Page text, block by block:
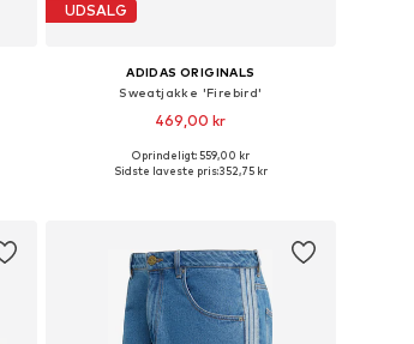
UDSALG
ADIDAS ORIGINALS
Sweatjakke 'Firebird'
469,00 kr
+ 10
Oprindeligt: 559,00 kr
Sidste laveste pris:352,75 kr